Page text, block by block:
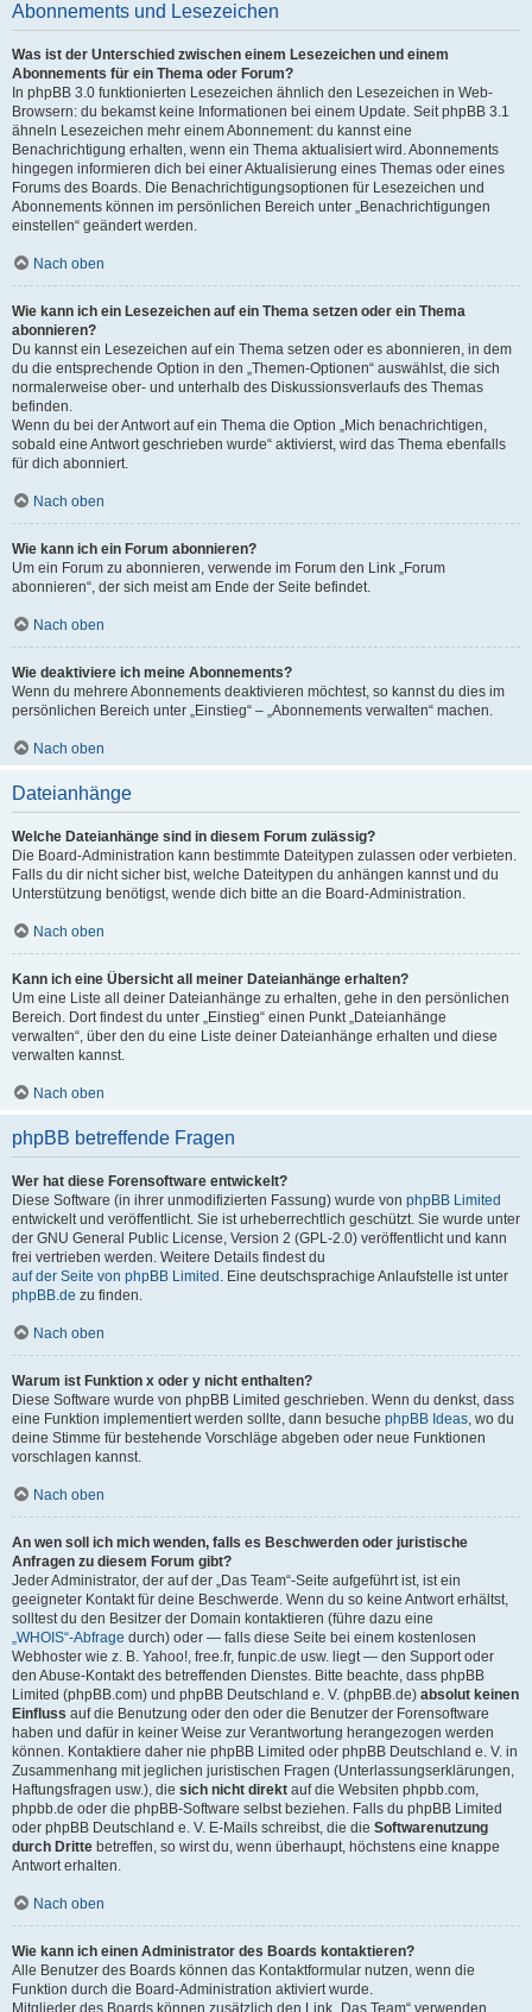
Abonnements und Lesezeichen
Was ist der Unterschied zwischen einem Lesezeichen und einem
Abonnements für ein Thema oder Forum?
In phpBB 3.0 funktionierten Lesezeichen ähnlich den Lesezeichen in Web-
Browsern: du bekamst keine Informationen bei einem Update. Seit phpBB 3.1
ähneln Lesezeichen mehr einem Abonnement: du kannst eine
Benachrichtigung erhalten, wenn ein Thema aktualisiert wird. Abonnements
hingegen informieren dich bei einer Aktualisierung eines Themas oder eines
Forums des Boards. Die Benachrichtigungsoptionen für Lesezeichen und
Abonnements können im persönlichen Bereich unter „Benachrichtigungen
einstellen“ geändert werden.
Nach oben
Wie kann ich ein Lesezeichen auf ein Thema setzen oder ein Thema
abonnieren?
Du kannst ein Lesezeichen auf ein Thema setzen oder es abonnieren, in dem
du die entsprechende Option in den „Themen-Optionen“ auswählst, die sich
normalerweise ober- und unterhalb des Diskussionsverlaufs des Themas
befinden.
Wenn du bei der Antwort auf ein Thema die Option „Mich benachrichtigen,
sobald eine Antwort geschrieben wurde“ aktivierst, wird das Thema ebenfalls
für dich abonniert.
Nach oben
Wie kann ich ein Forum abonnieren?
Um ein Forum zu abonnieren, verwende im Forum den Link „Forum
abonnieren“, der sich meist am Ende der Seite befindet.
Nach oben
Wie deaktiviere ich meine Abonnements?
Wenn du mehrere Abonnements deaktivieren möchtest, so kannst du dies im
persönlichen Bereich unter „Einstieg“ – „Abonnements verwalten“ machen.
Nach oben
Dateianhänge
Welche Dateianhänge sind in diesem Forum zulässig?
Die Board-Administration kann bestimmte Dateitypen zulassen oder verbieten.
Falls du dir nicht sicher bist, welche Dateitypen du anhängen kannst und du
Unterstützung benötigst, wende dich bitte an die Board-Administration.
Nach oben
Kann ich eine Übersicht all meiner Dateianhänge erhalten?
Um eine Liste all deiner Dateianhänge zu erhalten, gehe in den persönlichen
Bereich. Dort findest du unter „Einstieg“ einen Punkt „Dateianhänge
verwalten“, über den du eine Liste deiner Dateianhänge erhalten und diese
verwalten kannst.
Nach oben
phpBB betreffende Fragen
Wer hat diese Forensoftware entwickelt?
Diese Software (in ihrer unmodifizierten Fassung) wurde von phpBB Limited
entwickelt und veröffentlicht. Sie ist urheberrechtlich geschützt. Sie wurde unter
der GNU General Public License, Version 2 (GPL-2.0) veröffentlicht und kann
frei vertrieben werden. Weitere Details findest du
auf der Seite von phpBB Limited . Eine deutschsprachige Anlaufstelle ist unter
phpBB.de zu finden.
Nach oben
Warum ist Funktion x oder y nicht enthalten?
Diese Software wurde von phpBB Limited geschrieben. Wenn du denkst, dass
eine Funktion implementiert werden sollte, dann besuche phpBB Ideas, wo du
deine Stimme für bestehende Vorschläge abgeben oder neue Funktionen
vorschlagen kannst.
Nach oben
An wen soll ich mich wenden, falls es Beschwerden oder juristische
Anfragen zu diesem Forum gibt?
Jeder Administrator, der auf der „Das Team“-Seite aufgeführt ist, ist ein
geeigneter Kontakt für deine Beschwerde. Wenn du so keine Antwort erhältst,
solltest du den Besitzer der Domain kontaktieren (führe dazu eine
„WHOIS“-Abfrage durch) oder — falls diese Seite bei einem kostenlosen
Webhoster wie z. B. Yahoo!, free.fr, funpic.de usw. liegt — den Support oder
den Abuse-Kontakt des betreffenden Dienstes. Bitte beachte, dass phpBB
Limited (phpBB.com) und phpBB Deutschland e. V. (phpBB.de) absolut keinen
Einfluss auf die Benutzung oder den oder die Benutzer der Forensoftware
haben und dafür in keiner Weise zur Verantwortung herangezogen werden
können. Kontaktiere daher nie phpBB Limited oder phpBB Deutschland e. V. in
Zusammenhang mit jeglichen juristischen Fragen (Unterlassungserklärungen,
Haftungsfragen usw.), die sich nicht direkt auf die Websiten phpbb.com,
phpbb.de oder die phpBB-Software selbst beziehen. Falls du phpBB Limited
oder phpBB Deutschland e. V. E-Mails schreibst, die die Softwarenutzung
durch Dritte betreffen, so wirst du, wenn überhaupt, höchstens eine knappe
Antwort erhalten.
Nach oben
Wie kann ich einen Administrator des Boards kontaktieren?
Alle Benutzer des Boards können das Kontaktformular nutzen, wenn die
Funktion durch die Board-Administration aktiviert wurde.
Mitglieder des Boards können zusätzlich den Link „Das Team“ verwenden.